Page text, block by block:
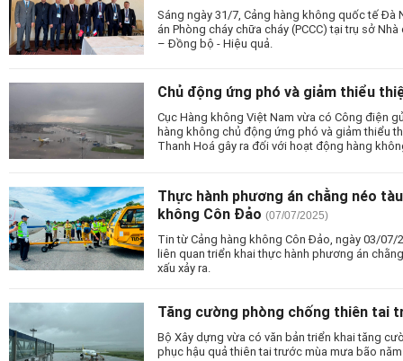
Sáng ngày 31/7, Cảng hàng không quốc tế
án Phòng cháy chữa cháy (PCCC) tại trụ sở
– Đồng bộ - Hiệu quả.
Chủ động ứng phó và giảm thiểu
Cục Hàng không Việt Nam vừa có Công điện
hàng không chủ động ứng phó và giảm thiểu
Thanh Hoá gây ra đối với hoạt động hàng
Thực hành phương án chằng néo
không Côn Đảo (07/07/2025)
Tin từ Cảng hàng không Côn Đảo, ngày 03/
liên quan triển khai thực hành phương án
xấu xảy ra.
Tăng cường phòng chống thiên tai
Bộ Xây dựng vừa có văn bản triển khai tăng
phục hậu quả thiên tai trước mùa mưa bão